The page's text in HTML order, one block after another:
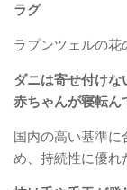
ラグ
ラプンツェルの花
ダニは寄せ付けな
赤ちゃんが寝転ん
国内の高い基準に
め、持続性に優れ